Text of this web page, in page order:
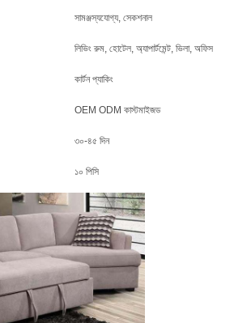
সামঞ্জস্যযোগ্য, সেকশনাল
লিভিং রুম, হোটেল, অ্যাপার্টমেন্ট, ভিলা, অফিস
কার্টন প্যাকিং
OEM ODM কাস্টমাইজড
৩০-৪৫ দিন
১০ পিসি